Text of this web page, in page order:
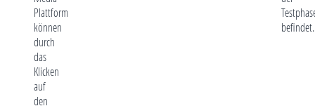
Plattform
können
durch
das
Klicken
auf
den
befindet.